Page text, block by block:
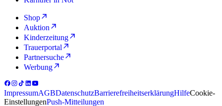
Shop
Auktion
Kinderzeitung
Trauerportal
Partnersuche
Werbung
ImpressumAGBDatenschutzBarrierefreiheitserklärungHilfeCookie-
EinstellungenPush-Mitteilungen